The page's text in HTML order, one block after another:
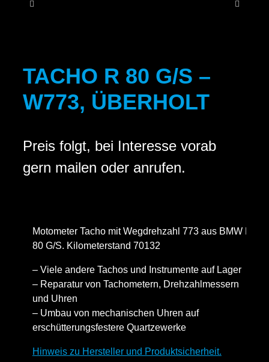
TACHO R 80 G/S –
W773, ÜBERHOLT
Preis folgt, bei Interesse vorab
gern mailen oder anrufen.
Motometer Tacho mit Wegdrehzahl 773 aus BMW R
80 G/S. Kilometerstand 70132
– Viele andere Tachos und Instrumente auf Lager
– Reparatur von Tachometern, Drehzahlmessern
und Uhren
– Umbau von mechanischen Uhren auf
erschütterungsfestere Quartzewerke
Hinweis zu Hersteller und Produktsicherheit.